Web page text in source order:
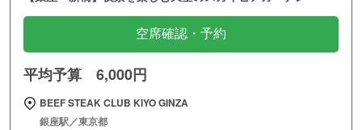
空席確認・予約
平均予算 6,000円
BEEF STEAK CLUB KIYO GINZA
銀座駅／東京都